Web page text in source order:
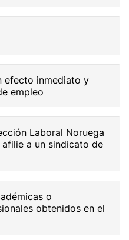
efecto inmediato y
empleo
Laboral Noruega
a un sindicato de
o
obtenidos en el